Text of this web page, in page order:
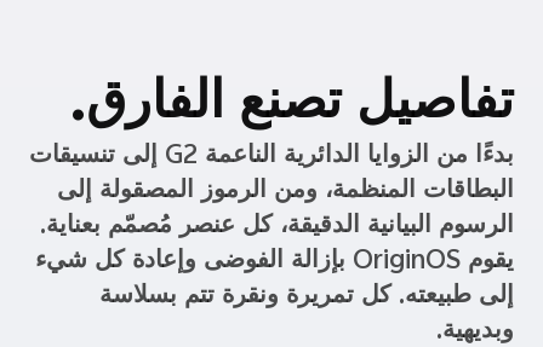
تفاصيل تصنع الفارق.
بدءًا من الزوايا الدائرية الناعمة G2 إلى تنسيقات
البطاقات المنظمة، ومن الرموز المصقولة إلى
الرسوم البيانية الدقيقة، كل عنصر مُصمّم بعناية.
يقوم OriginOS بإزالة الفوضى وإعادة كل شيء
إلى طبيعته. كل تمريرة ونقرة تتم بسلاسة